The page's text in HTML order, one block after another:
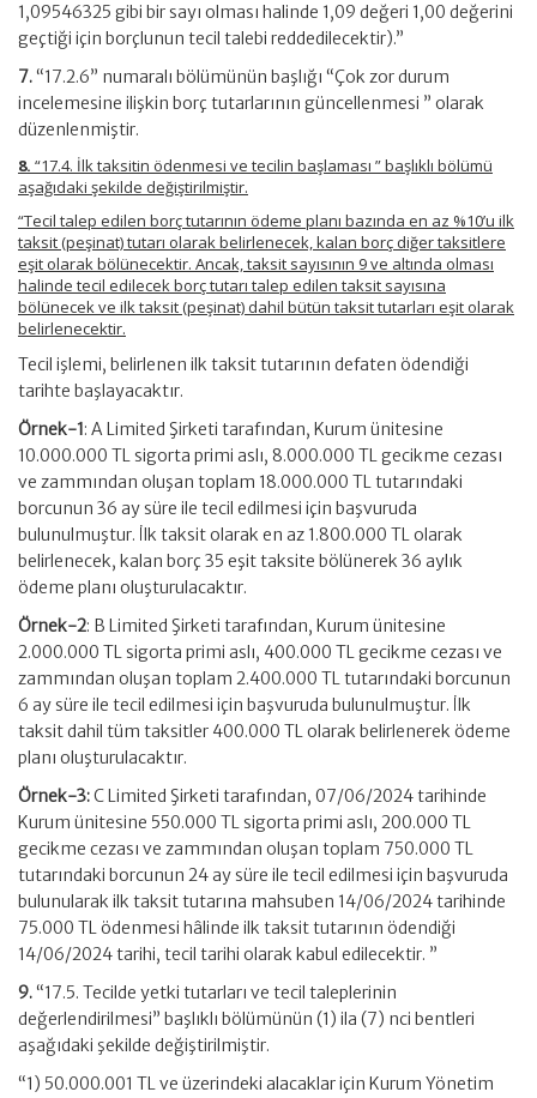
1,09546325 gibi bir sayı olması halinde 1,09 değeri 1,00 değerini
geçtiği için borçlunun tecil talebi reddedilecektir).”
7. “17.2.6” numaralı bölümünün başlığı “Çok zor durum
incelemesine ilişkin borç tutarlarının güncellenmesi ” olarak
düzenlenmiştir.
8. “17.4. İlk taksitin ödenmesi ve tecilin başlaması ” başlıklı bölümü
aşağıdaki şekilde değiştirilmiştir.
“Tecil talep edilen borç tutarının ödeme planı bazında en az %10’u ilk
taksit (peşinat) tutarı olarak belirlenecek, kalan borç diğer taksitlere
eşit olarak bölünecektir. Ancak, taksit sayısının 9 ve altında olması
halinde tecil edilecek borç tutarı talep edilen taksit sayısına
bölünecek ve ilk taksit (peşinat) dahil bütün taksit tutarları eşit olarak
belirlenecektir.
Tecil işlemi, belirlenen ilk taksit tutarının defaten ödendiği
tarihte başlayacaktır.
Örnek-1: A Limited Şirketi tarafından, Kurum ünitesine
10.000.000 TL sigorta primi aslı, 8.000.000 TL gecikme cezası
ve zammından oluşan toplam 18.000.000 TL tutarındaki
borcunun 36 ay süre ile tecil edilmesi için başvuruda
bulunulmuştur. İlk taksit olarak en az 1.800.000 TL olarak
belirlenecek, kalan borç 35 eşit taksite bölünerek 36 aylık
ödeme planı oluşturulacaktır.
Örnek-2: B Limited Şirketi tarafından, Kurum ünitesine
2.000.000 TL sigorta primi aslı, 400.000 TL gecikme cezası ve
zammından oluşan toplam 2.400.000 TL tutarındaki borcunun
6 ay süre ile tecil edilmesi için başvuruda bulunulmuştur. İlk
taksit dahil tüm taksitler 400.000 TL olarak belirlenerek ödeme
planı oluşturulacaktır.
Örnek-3:C Limited Şirketi tarafından, 07/06/2024 tarihinde
Kurum ünitesine 550.000 TL sigorta primi aslı, 200.000 TL
gecikme cezası ve zammından oluşan toplam 750.000 TL
tutarındaki borcunun 24 ay süre ile tecil edilmesi için başvuruda
bulunularak ilk taksit tutarına mahsuben 14/06/2024 tarihinde
75.000 TL ödenmesi hâlinde ilk taksit tutarının ödendiği
14/06/2024 tarihi, tecil tarihi olarak kabul edilecektir. ”
9. “17.5. Tecilde yetki tutarları ve tecil taleplerinin
değerlendirilmesi” başlıklı bölümünün (1) ila (7) nci bentleri
aşağıdaki şekilde değiştirilmiştir.
“1) 50.000.001 TL ve üzerindeki alacaklar için Kurum Yönetim